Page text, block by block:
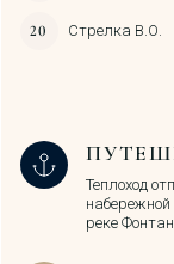
Стрелка В.О.
Теплоход
набережной
реке